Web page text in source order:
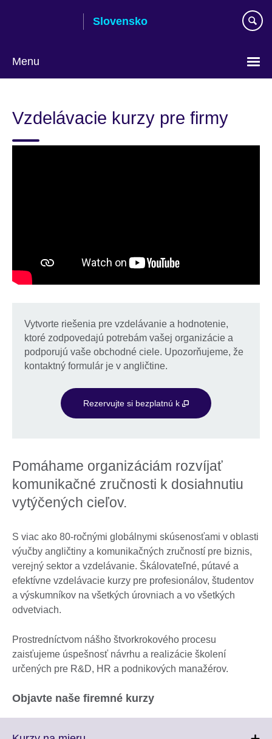
Slovensko
Menu
Vzdelávacie kurzy pre firmy
Vytvorte riešenia pre vzdelávanie a hodnotenie,
ktoré zodpovedajú potrebám vašej organizácie a
podporujú vaše obchodné ciele. Upozorňujeme, že
kontaktný formulár je v angličtine.
Rezervujte si bezplatnú k
Pomáhame organizáciám rozvíjať
komunikačné zručnosti k dosiahnutiu
vytýčených cieľov.
S viac ako 80-ročnými globálnymi skúsenosťami v oblasti
výučby angličtiny a komunikačných zručností pre biznis,
verejný sektor a vzdelávanie. Škálovateľné, pútavé a
efektívne vzdelávacie kurzy pre profesionálov, študentov
a výskumníkov na všetkých úrovniach a vo všetkých
odvetviach.
Prostredníctvom nášho štvorkrokového procesu
zaisťujeme úspešnosť návrhu a realizácie školení
určených pre R&D, HR a podnikových manažérov.
Objavte naše firemné kurzy